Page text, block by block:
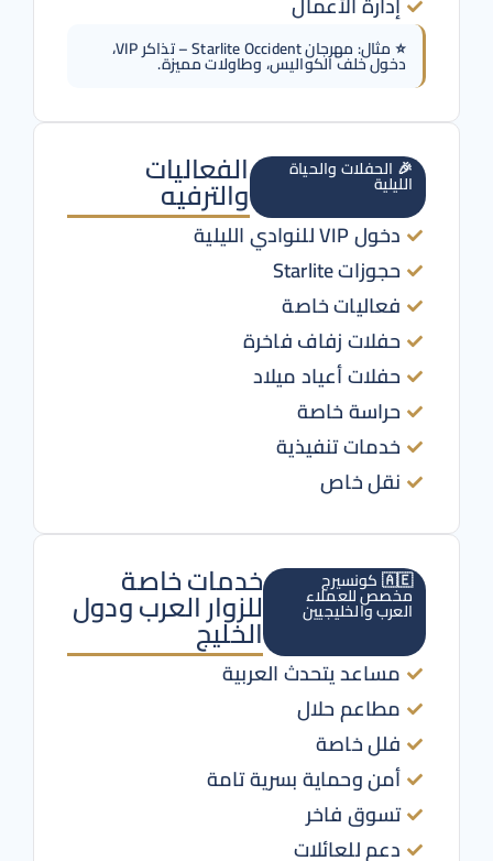
⭐ مثال: مهرجان Starlite Occident – تذاكر VIP،
دخول خلف الكواليس، وطاولات مميزة.
🎉 الحفلات والحياة الفعاليات
والترفيه
دخول VIP للنوادي الليلية
حجوزات Starlite
فعاليات خاصة
حفلات زفاف فاخرة
حفلات أعياد ميلاد
حراسة خاصة
خدمات تنفيذية
نقل خاص
🇦🇪 كونسيرج
مخصص للعملاء
العرب والخليجيين
خدمات خاصة
للزوار العرب ودول
الخليج
مساعد يتحدث العربية
مطاعم حلال
فلل خاصة
أمن وحماية بسرية تامة
تسوق فاخر
دعم للعائلات